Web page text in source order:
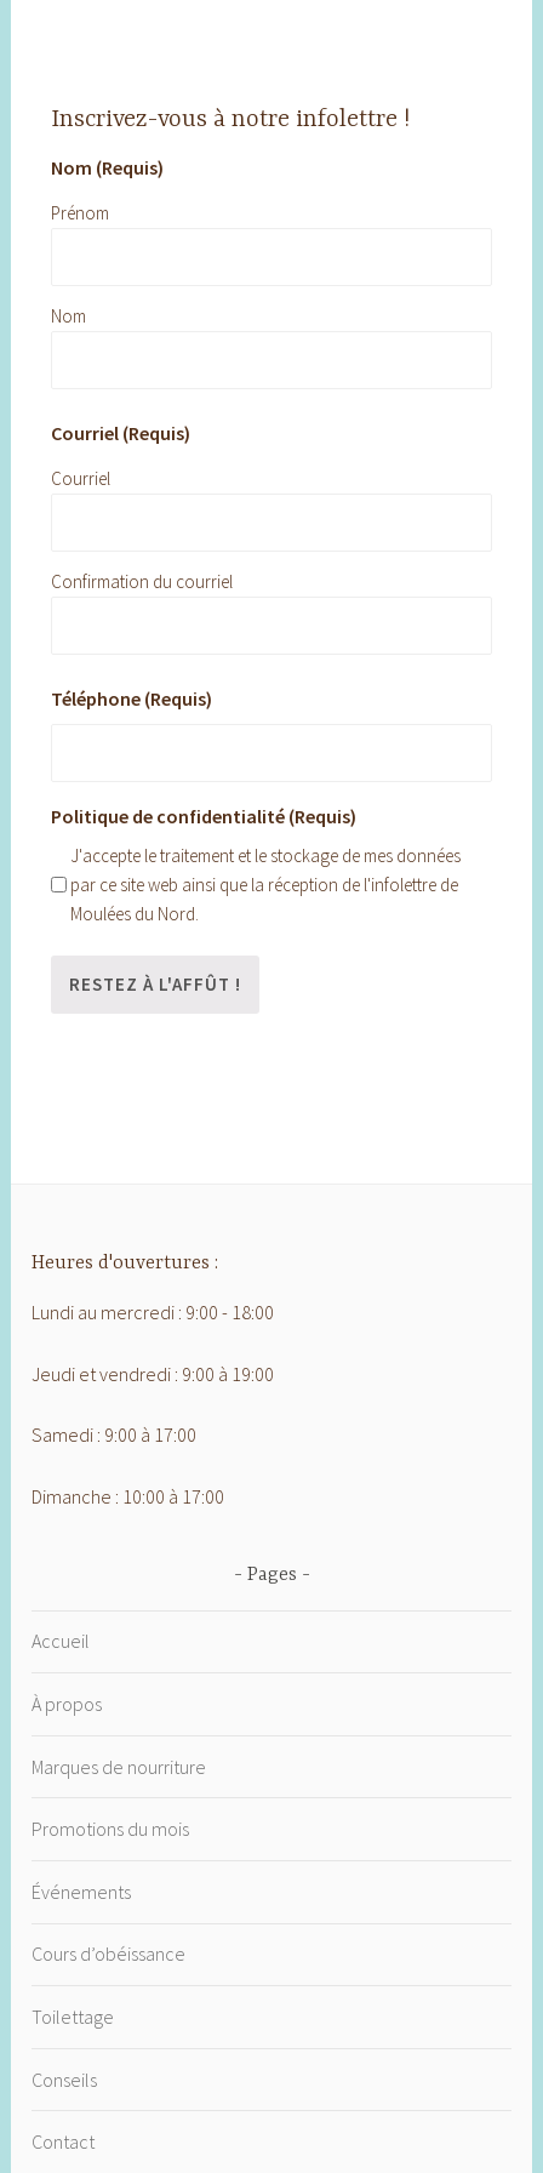
Inscrivez-vous à notre infolettre !
Nom (Requis)
Prénom
Nom
Courriel (Requis)
Courriel
Confirmation du courriel
Téléphone (Requis)
Politique de confidentialité (Requis)
J'accepte le traitement et le stockage de mes données
par ce site web ainsi que la réception de l'infolettre de
Moulées du Nord.
Heures d'ouvertures :
Lundi au mercredi : 9:00 - 18:00
Jeudi et vendredi : 9:00 à 19:00
Samedi : 9:00 à 17:00
Dimanche : 10:00 à 17:00
Pages
Accueil
À propos
Marques de nourriture
Promotions du mois
Événements
Cours d’obéissance
Toilettage
Conseils
Contact